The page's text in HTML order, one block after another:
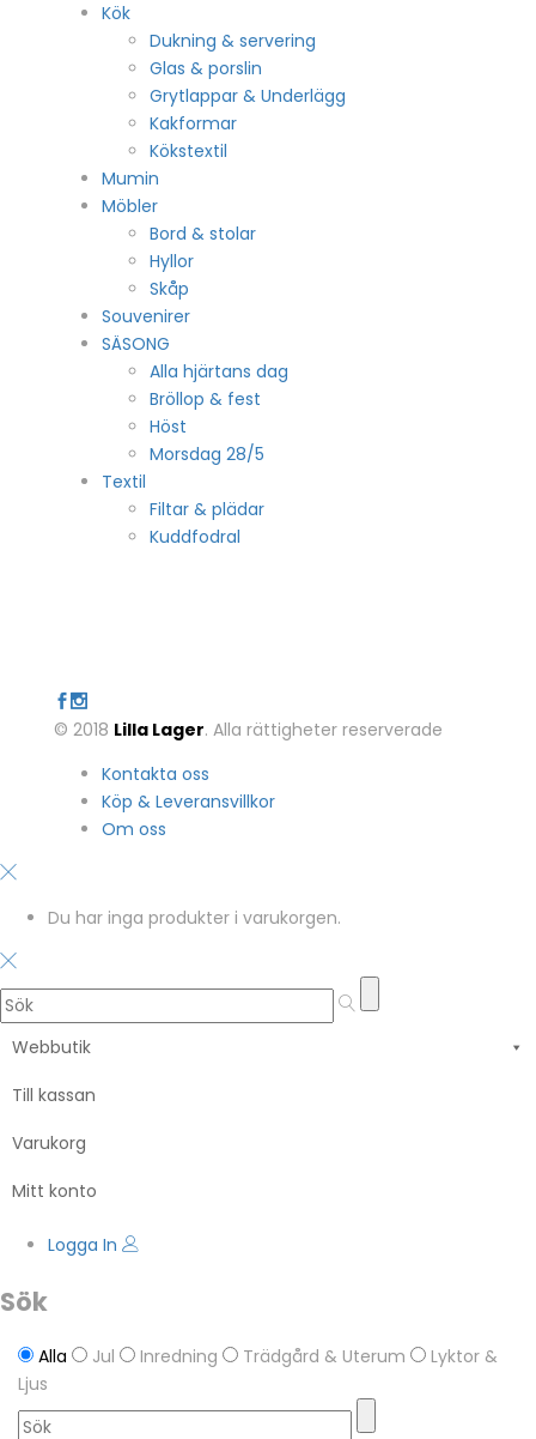
Kök
Dukning & servering
Glas & porslin
Grytlappar & Underlägg
Kakformar
Kökstextil
Mumin
Möbler
Bord & stolar
Hyllor
Skåp
Souvenirer
SÄSONG
Alla hjärtans dag
Bröllop & fest
Höst
Morsdag 28/5
Textil
Filtar & plädar
Kuddfodral
© 2018 Lilla Lager. Alla rättigheter reserverade
Kontakta oss
Köp & Leveransvillkor
Om oss
Du har inga produkter i varukorgen.
Webbutik
Till kassan
Varukorg
Mitt konto
Logga In
Sök
Alla Jul Inredning Trädgård & Uterum
Lyktor &
Ljus